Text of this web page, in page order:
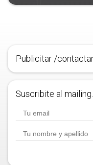
Publicitar /
Suscribite al mailing.